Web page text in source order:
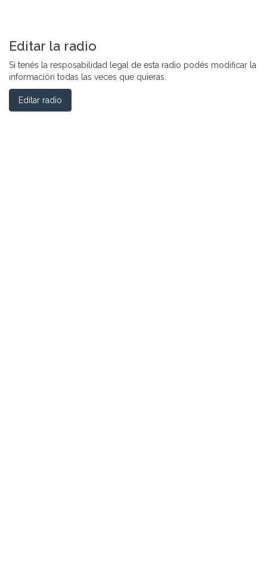
Editar la radio
Si tenés la resposabilidad legal de esta radio podés modificar la
información todas las veces que quieras.
Editar radio